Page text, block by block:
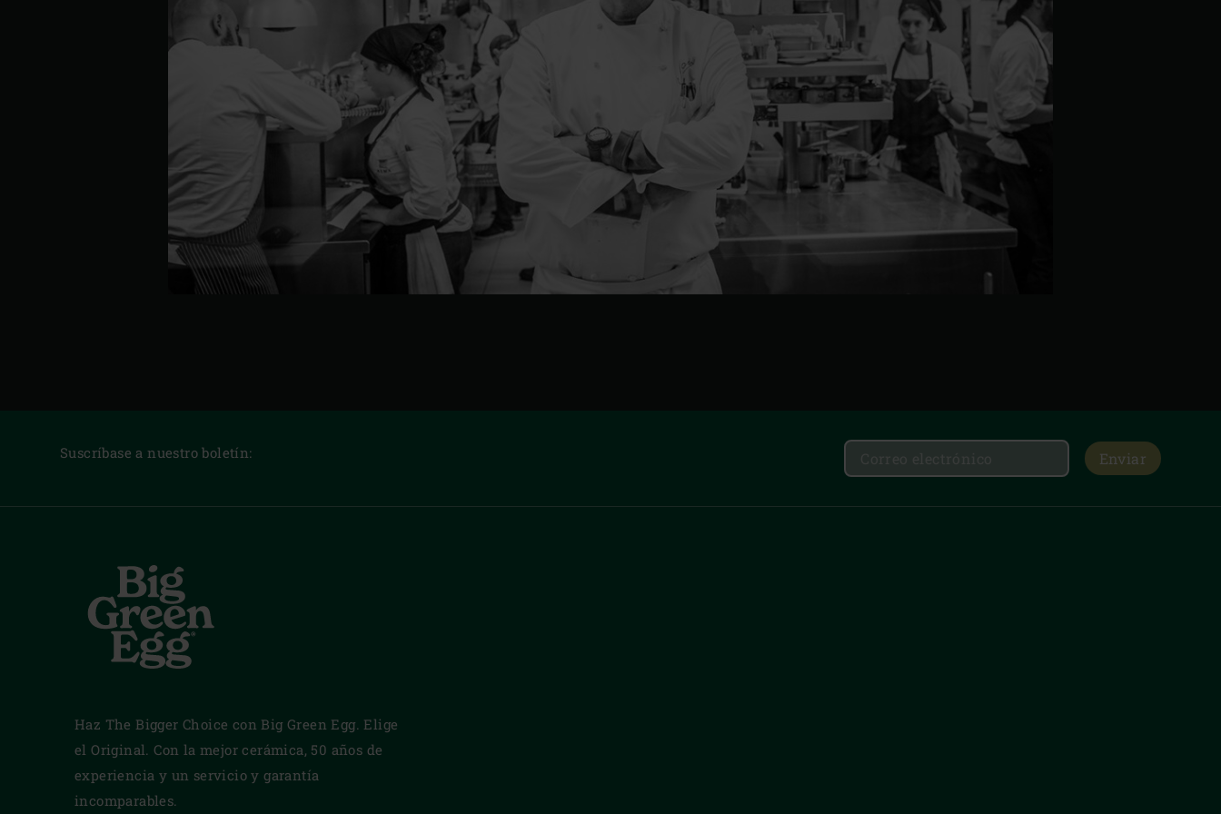
Suscríbase a nuestro boletín: Enviar
Haz The Bigger Choice con Big Green Egg. Elige
el Original. Con la mejor cerámica, 50 años de
experiencia y un servicio y garantía
incomparables.